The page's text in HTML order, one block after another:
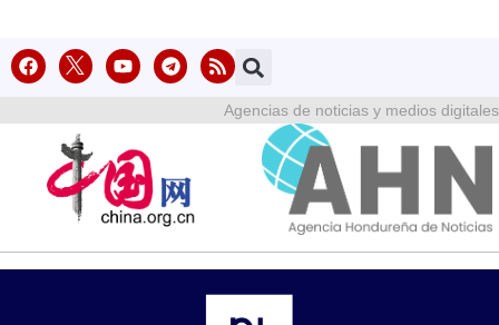
Agencias de noticias y medios digitales